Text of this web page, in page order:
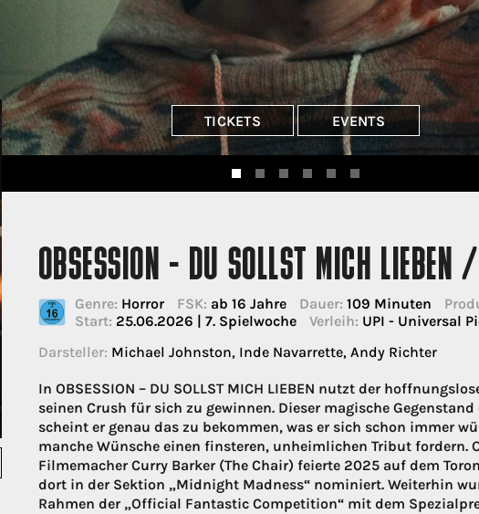
TICKETS EVENTS
OBSESSION - DU SOLLST MICH LIEBEN /
Genre: Horror FSK: ab 16 Jahre Dauer: 109 Minuten
Start: 25.06.2026 | 7. Spielwoche Verleih: UPI - Universal
Darsteller: Michael Johnston, Inde Navarrette, Andy Richter
In OBSESSION – DU SOLLST MICH LIEBEN nutzt der
seinen Crush für sich zu gewinnen. Dieser magische
scheint er genau das zu bekommen, was er sich schon immer
manche Wünsche einen finsteren, unheimlichen Tribut fordern.
Filmemacher Curry Barker (The Chair) feierte 2025 auf dem
dort in der Sektion „Midnight Madness“ nominiert. Weiterhin
Rahmen der „Official Fantastic Competition“ mit dem